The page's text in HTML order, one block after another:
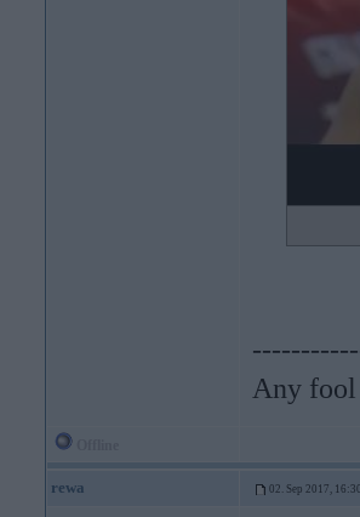
Any fool
rewa 02. Sep 2017,